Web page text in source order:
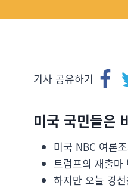
기사 공유하기
미국 국민들은
미국 NBC 여론
트럼프의 재출마
하지만 오늘 경